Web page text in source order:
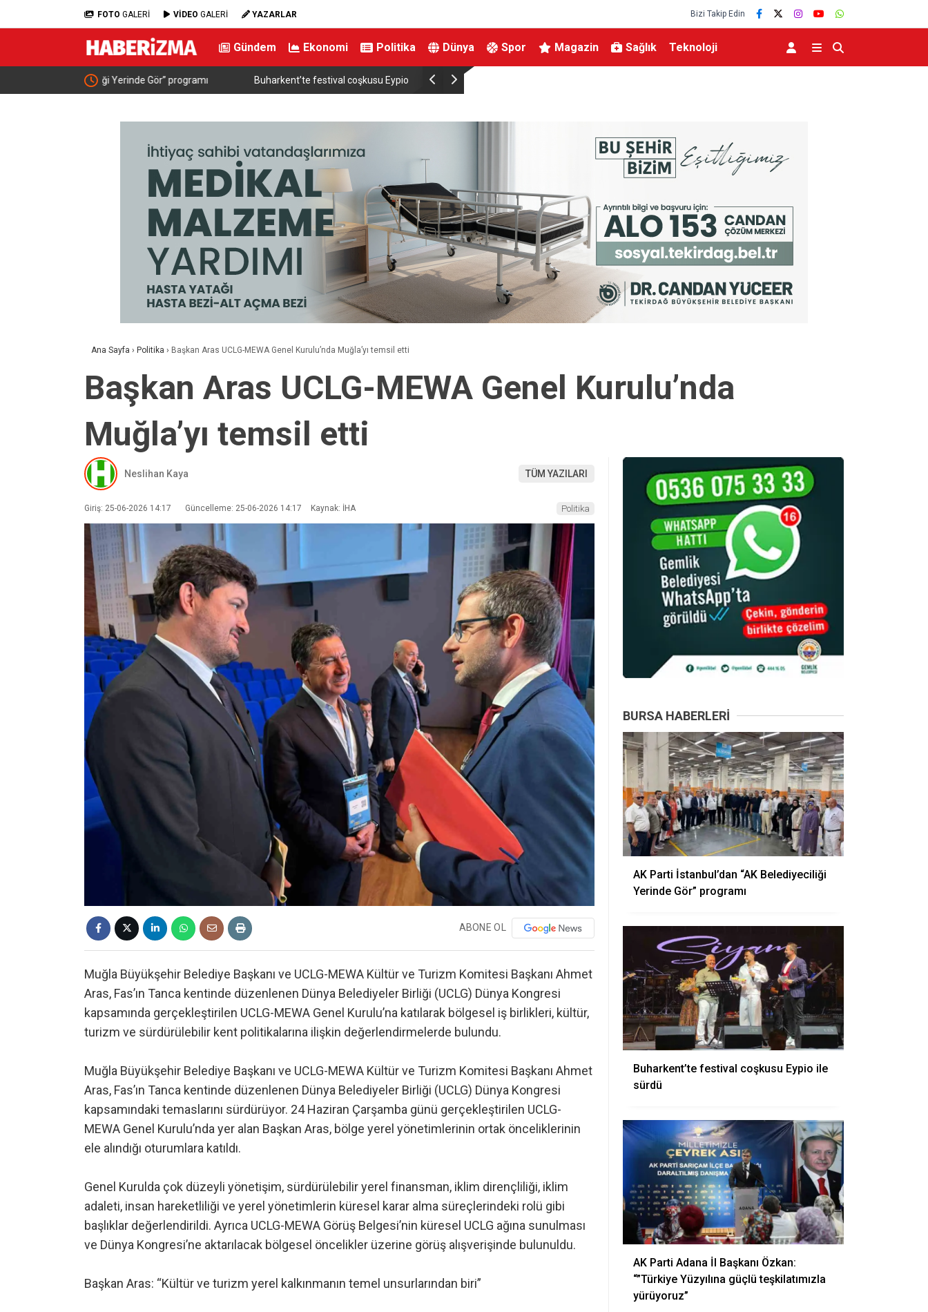
FOTO GALERİ VİDEO GALERİ YAZARLAR Bizi Takip Edin
Gündem Ekonomi Politika Dünya Spor Magazin Sağlık Teknoloji
Buharkent’te festival coşkusu Eypio ile sürdü AK Parti Adana İl Başkanı Özkan: “”Türkiye Yüzyılına güçlü
Ana Sayfa › Politika › Başkan Aras UCLG-MEWA Genel Kurulu’nda Muğla’yı temsil etti
Başkan Aras UCLG-MEWA Genel Kurulu’nda
Muğla’yı temsil etti
Neslihan Kaya TÜM YAZILARI
Giriş: 25-06-2026 14:17 Güncelleme: 25-06-2026 14:17 Kaynak: İHA Politika
ABONE OL
Muğla Büyükşehir Belediye Başkanı ve UCLG-MEWA Kültür ve Turizm Komitesi Başkanı Ahmet
Aras, Fas’ın Tanca kentinde düzenlenen Dünya Belediyeler Birliği (UCLG) Dünya Kongresi
kapsamında gerçekleştirilen UCLG-MEWA Genel Kurulu’na katılarak bölgesel iş birlikleri, kültür,
turizm ve sürdürülebilir kent politikalarına ilişkin değerlendirmelerde bulundu.
Muğla Büyükşehir Belediye Başkanı ve UCLG-MEWA Kültür ve Turizm Komitesi Başkanı Ahmet
Aras, Fas’ın Tanca kentinde düzenlenen Dünya Belediyeler Birliği (UCLG) Dünya Kongresi
kapsamındaki temaslarını sürdürüyor. 24 Haziran Çarşamba günü gerçekleştirilen UCLG-
MEWA Genel Kurulu’nda yer alan Başkan Aras, bölge yerel yönetimlerinin ortak önceliklerinin
ele alındığı oturumlara katıldı.
Genel Kurulda çok düzeyli yönetişim, sürdürülebilir yerel finansman, iklim dirençliliği, iklim
adaleti, insan hareketliliği ve yerel yönetimlerin küresel karar alma süreçlerindeki rolü gibi
başlıklar değerlendirildi. Ayrıca UCLG-MEWA Görüş Belgesi’nin küresel UCLG ağına sunulması
ve Dünya Kongresi’ne aktarılacak bölgesel öncelikler üzerine görüş alışverişinde bulunuldu.
Başkan Aras: “Kültür ve turizm yerel kalkınmanın temel unsurlarından biri”
BURSA HABERLERI
AK Parti İstanbul’dan “AK Belediyeciliği
Yerinde Gör” programı
Buharkent’te festival coşkusu Eypio ile
sürdü
AK Parti Adana İl Başkanı Özkan:
“”Türkiye Yüzyılına güçlü teşkilatımızla
yürüyoruz”